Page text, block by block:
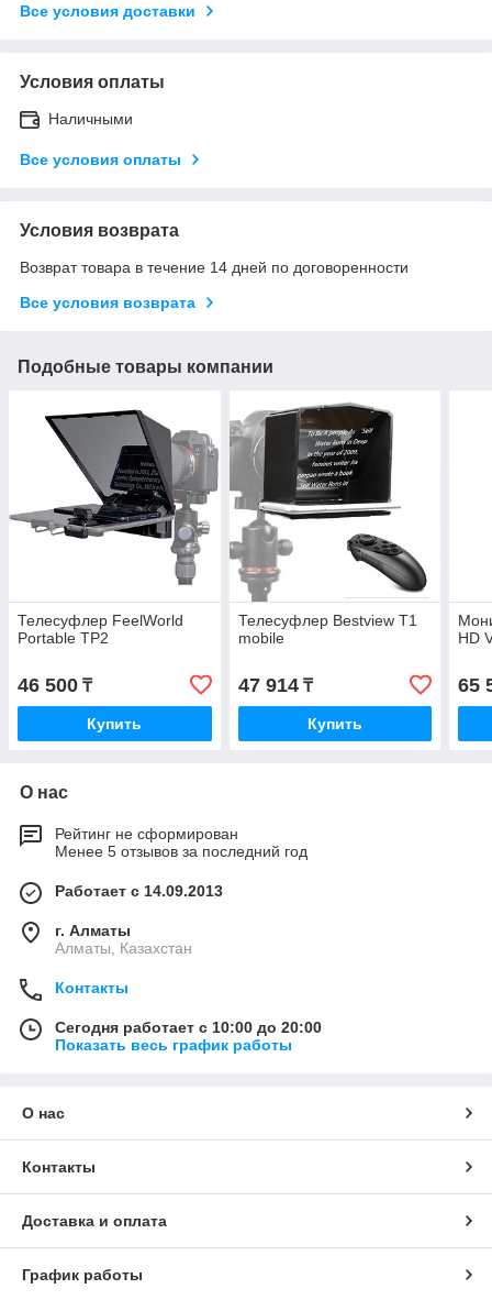
Все условия доставки
Условия оплаты
Наличными
Все условия оплаты
Условия возврата
Возврат товара в течение 14 дней по договоренности
Все условия возврата
Подобные товары компании
Телесуфлер FeelWorld
Portable TP2
46 500 ₸
Купить
Телесуфлер Bestview T1
mobile
47 914₸
Купить
HD
65
О нас
Рейтинг не сформирован
Менее 5 отзывов за последний год
Работает с 14.09.2013
г. Алматы
Алматы, Казахстан
Контакты
Сегодня работает с 10:00 до 20:00
Показать весь график работы
О нас
Контакты
Доставка и оплата
График работы